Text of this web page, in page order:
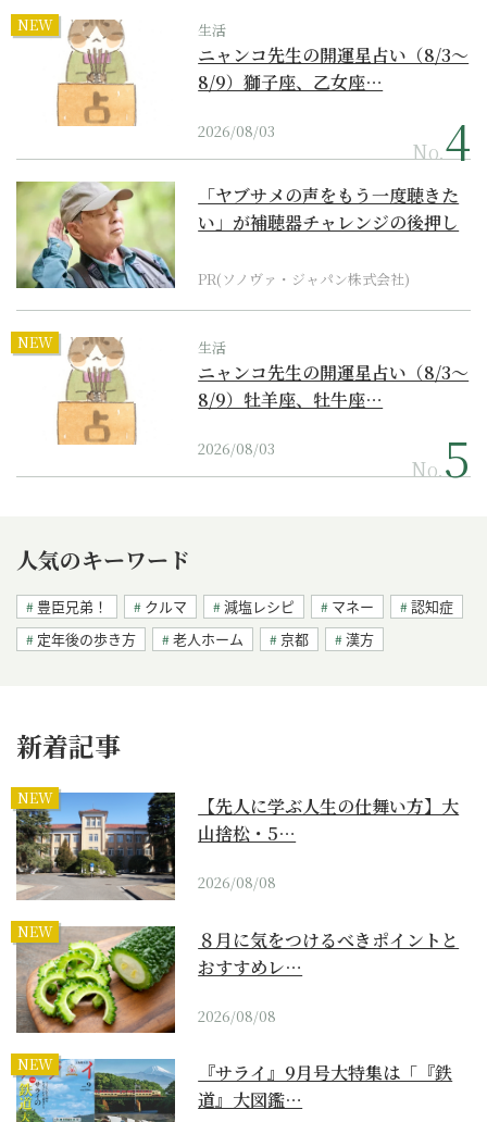
NEW 生活
ニャンコ先生の開運星占い（8/3～
8/9）獅子座、乙女座…
2026/08/03
No.
「ヤブサメの声をもう一度聴きた
い」が補聴器チャレンジの後押し
PR(ソノヴァ・ジャパン株式会社)
NEW 生活
ニャンコ先生の開運星占い（8/3～
8/9）牡羊座、牡牛座…
2026/08/03
No.
人気のキーワード
豊臣兄弟！ クルマ 減塩レシピ マネー
認知症
定年後の歩き方
老人ホーム 京都 漢方
新着記事
NEW
【先人に学ぶ人生の仕舞い方】大
山捨松・5…
2026/08/08
NEW
８月に気をつけるべきポイントと
おすすめレ…
2026/08/08
NEW
『サライ』9月号大特集は「『鉄
道』大図鑑…